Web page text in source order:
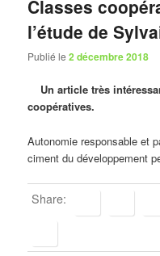
Classes
l’étude de
Publié le2 décembre 2018
Un article très
coopératives.
Autonomie responsable et
ciment du développement
Share: